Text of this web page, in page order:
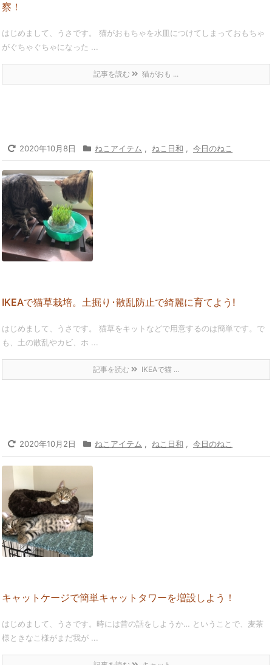
察！
はじめまして、うさです。 猫がおもちゃを水皿につけてしまっておもちゃ
がぐちゃぐちゃになった ...
記事を読む 猫がおも ...
2020年10月8日 ねこアイテム ねこ日和 今日のねこ
IKEAで猫草栽培。土掘り･散乱防止で綺麗に育てよう!
はじめまして、うさです。 猫草をキットなどで用意するのは簡単です。で
も、土の散乱やカビ、ホ ...
記事を読む IKEAで猫 ...
2020年10月2日 ねこアイテム ねこ日和 今日のねこ
キャットケージで簡単キャットタワーを増設しよう！
はじめまして、うさです。時には昔の話をしようか… ということで、麦茶
様ときなこ様がまだ我が ...